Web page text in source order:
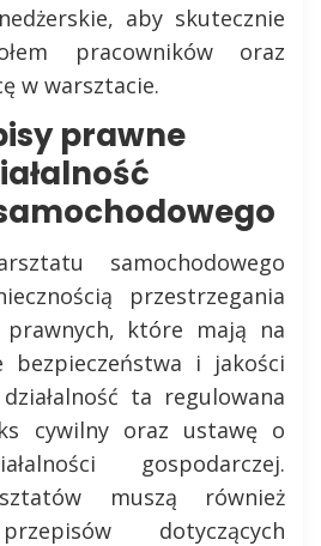
aby skutecznie
pracowników oraz
w warsztacie.
prawne
samochodowego
przestrzegania
które mają na
bezpieczeństwa i jakości
ta regulowana
cywilny oraz ustawę o
gospodarczej.
muszą również
dotyczących